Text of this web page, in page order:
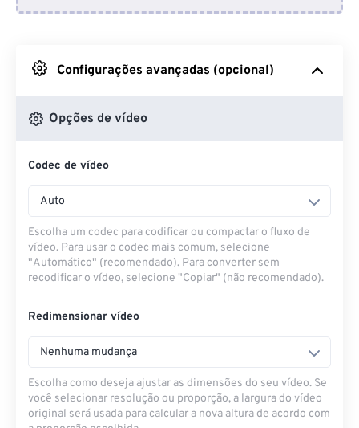
Do Google Drive
Do OneDrive
Configurações avançadas (opcional)
Opções de vídeo
Codec de vídeo
Auto
Escolha um codec para codificar ou compactar o fluxo de
vídeo. Para usar o codec mais comum, selecione
"Automático" (recomendado). Para converter sem
recodificar o vídeo, selecione "Copiar" (não recomendado).
Redimensionar vídeo
Nenhuma mudança
Escolha como deseja ajustar as dimensões do seu vídeo. Se
você selecionar resolução ou proporção, a largura do vídeo
original será usada para calcular a nova altura de acordo com